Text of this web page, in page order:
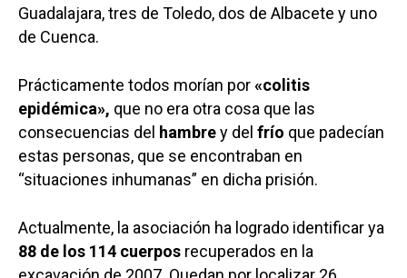
Guadalajara, tres de Toledo, dos de Albacete y uno
de Cuenca.
Prácticamente todos morían por«colitis
epidémica», que no era otra cosa que las
consecuencias del hambrey del frío que padecían
estas personas, que se encontraban en
“situaciones inhumanas” en dicha prisión.
Actualmente, la asociación ha logrado identificar ya
88 de los 114 cuerpos recuperados en la